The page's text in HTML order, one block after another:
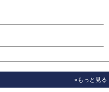
»もっと見る